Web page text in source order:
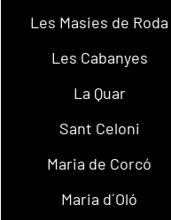
Les Masies de Roda
Les Cabanyes
La Quar
Sant Celoni
Maria de Corcó
Maria d´Oló